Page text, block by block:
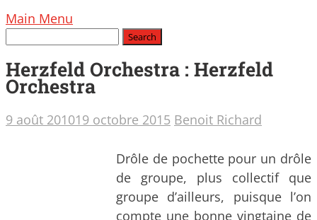
Main Menu
Herzfeld Orchestra : Herzfeld
Orchestra
9 août 201019 octobre 2015 Benoit Richard
Drôle de pochette pour un drôle
de groupe, plus collectif que
groupe d’ailleurs, puisque l’on
compte une bonne vingtaine de